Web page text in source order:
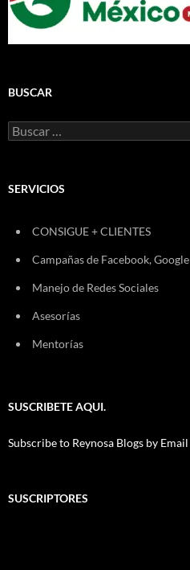
BUSCAR
Buscar:
SERVICIOS
CONSIGUE + CLIENTES
Campañas de Facebook, Google
Manejo de Redes Sociales
Asesorías
Mentorías
SUSCRIBETE AQUI.
Subscribe to Reynosa Blogs by Email
SUSCRIPTORES